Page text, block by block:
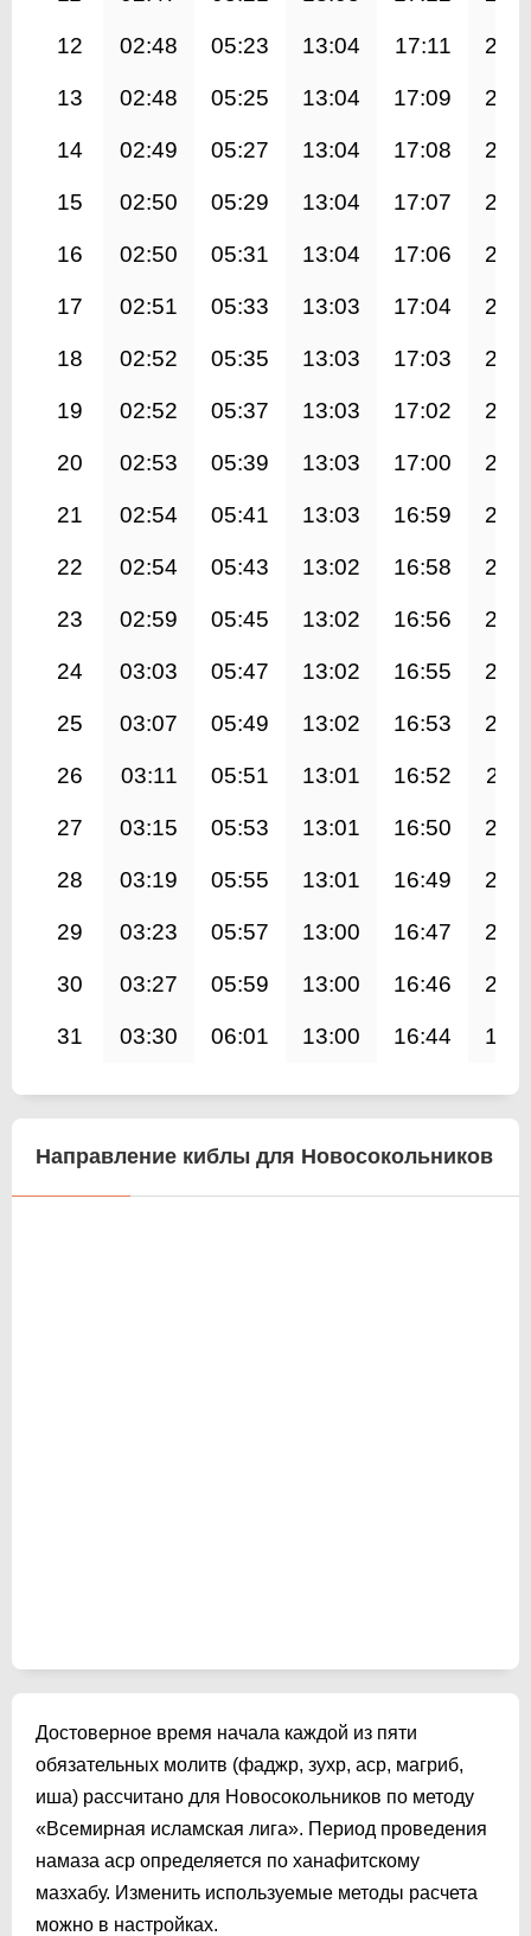
12 02:48 05:23 13:04 17:11
13 02:48 05:25 13:04 17:09
14 02:49 05:27 13:04 17:08
15 02:50 05:29 13:04 17:07
16 02:50 05:31 13:04 17:06
17 02:51 05:33 13:03 17:04
18 02:52 05:35 13:03 17:03
19 02:52 05:37 13:03 17:02
20 02:53 05:39 13:03 17:00
21 02:54 05:41 13:03 16:59
22 02:54 05:43 13:02 16:58
23 02:59 05:45 13:02 16:56
24 03:03 05:47 13:02 16:55
25 03:07 05:49 13:02 16:53
26 03:11 05:51 13:01 16:52
27 03:15 05:53 13:01 16:50
28 03:19 05:55 13:01 16:49
29 03:23 05:57 13:00 16:47
30 03:27 05:59 13:00 16:46
31 03:30 06:01 13:00 16:44
Направление киблы для Новосокольников
Достоверное время начала каждой из пяти
обязательных молитв (фаджр, зухр, аср, магриб,
иша) рассчитано для Новосокольников по методу
«Всемирная исламская лига». Период проведения
намаза аср определяется по ханафитскому
мазхабу. Изменить используемые методы расчета
можно в настройках.